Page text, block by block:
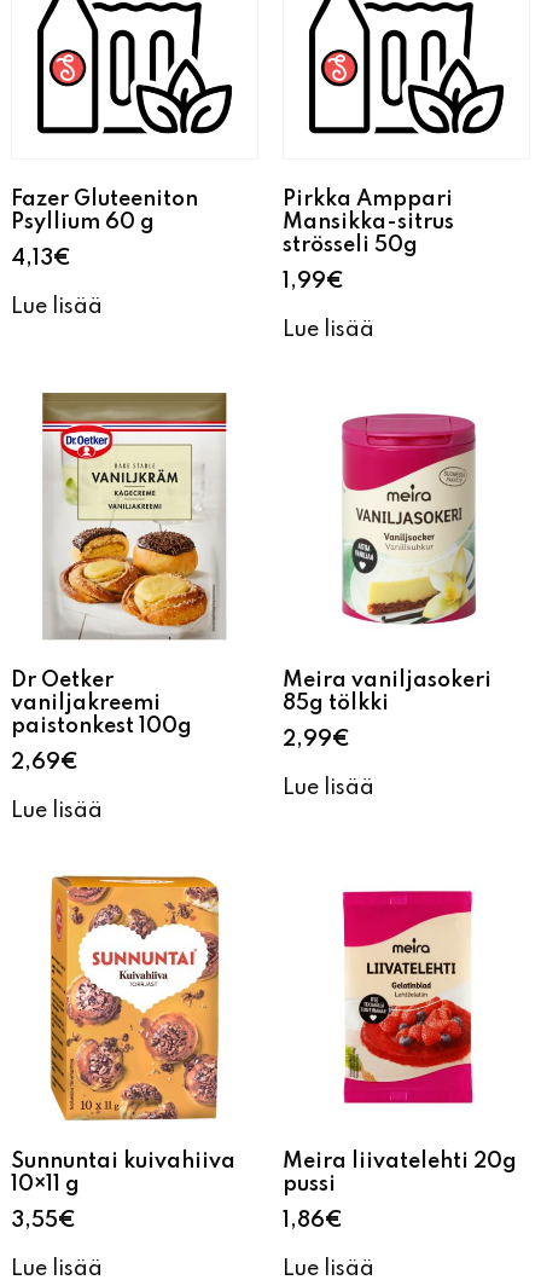
Fazer Gluteeniton
Psyllium 60 g
4,13€
Lue lisää
Pirkka Amppari
Mansikka-sitrus
strösseli 50g
1,99€
Lue lisää
Dr Oetker
vaniljakreemi
paistonkest 100g
2,69€
Lue lisää
Meira vaniljasokeri
85g tölkki
2,99€
Lue lisää
Sunnuntai kuivahiiva
10×11 g
3,55€
Lue lisää
Meira liivatelehti 20g
pussi
1,86€
Lue lisää